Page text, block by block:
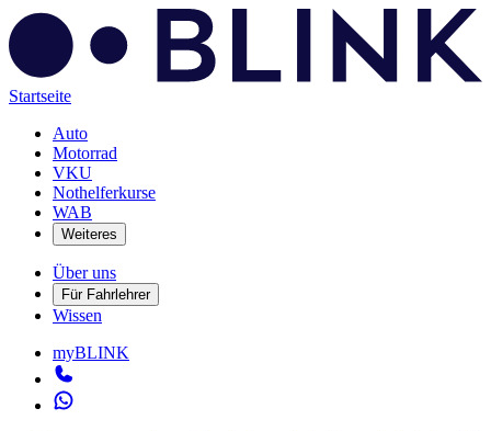
Startseite
Auto
Motorrad
VKU
Nothelferkurse
WAB
Weiteres
Über uns
Für Fahrlehrer
Wissen
myBLINK